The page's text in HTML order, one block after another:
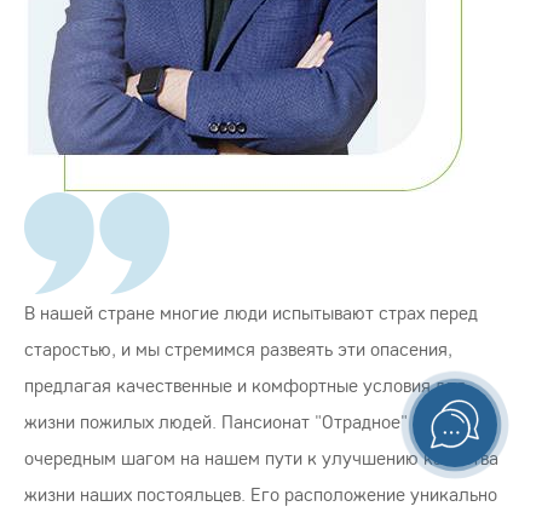
В нашей стране многие люди испытывают страх перед
старостью, и мы стремимся развеять эти опасения,
предлагая качественные и комфортные условия для
жизни пожилых людей. Пансионат "Отрадное" стал
очередным шагом на нашем пути к улучшению качества
жизни наших постояльцев. Его расположение уникально